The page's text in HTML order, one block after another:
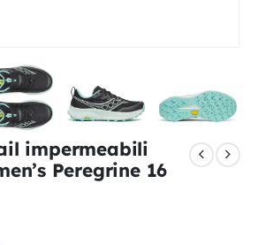
impermeabili
Peregrine 16